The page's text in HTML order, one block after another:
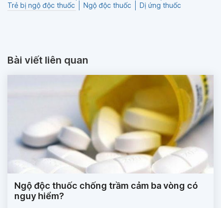
Trẻ bị ngộ độc thuốc
Ngộ độc thuốc Dị ứng thuốc
Bài viết liên quan
Ngộ độc thuốc chống trầm cảm ba vòng có
nguy hiểm?